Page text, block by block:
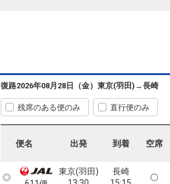
復路2026年08月28日（金） 東京(羽田) →長崎
残席のある便のみ 直行便のみ
便名 出発 到着 空席
607便
10:05
11:55
609便
東京(羽田)
12:25
長崎
14:10
クラスJを利用する 5
東京(羽田)
長崎